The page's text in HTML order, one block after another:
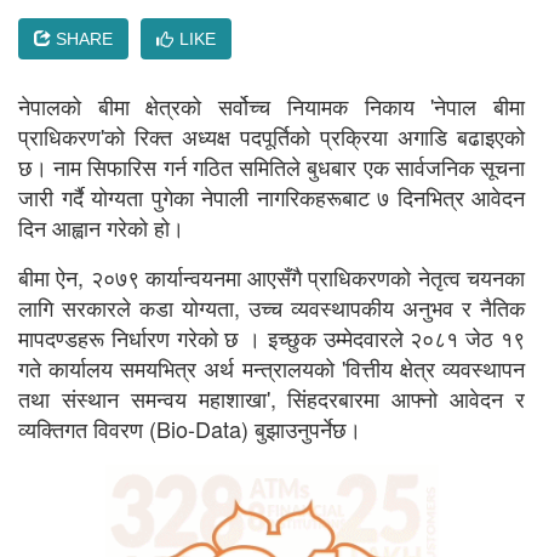
SHARE LIKE
नेपालको बीमा क्षेत्रको सर्वोच्च नियामक निकाय 'नेपाल बीमा
प्राधिकरण'को रिक्त अध्यक्ष पदपूर्तिको प्रक्रिया अगाडि बढाइएको
छ। नाम सिफारिस गर्न गठित समितिले बुधबार एक सार्वजनिक सूचना
जारी गर्दै योग्यता पुगेका नेपाली नागरिकहरूबाट ७ दिनभित्र आवेदन
दिन आह्वान गरेको हो।
बीमा ऐन, २०७९ कार्यान्वयनमा आएसँगै प्राधिकरणको नेतृत्व चयनका
लागि सरकारले कडा योग्यता, उच्च व्यवस्थापकीय अनुभव र नैतिक
मापदण्डहरू निर्धारण गरेको छ । इच्छुक उम्मेदवारले २०८१ जेठ १९
गते कार्यालय समयभित्र अर्थ मन्त्रालयको 'वित्तीय क्षेत्र व्यवस्थापन
तथा संस्थान समन्वय महाशाखा', सिंहदरबारमा आफ्नो आवेदन र
व्यक्तिगत विवरण (Bio-Data) बुझाउनुपर्नेछ।